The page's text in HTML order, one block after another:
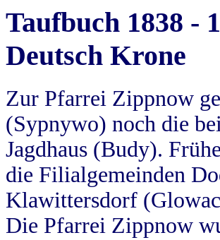
Taufbuch 1838 -
Deutsch Krone
Zur Pfarrei Zippnow
(Sypnywo) noch die
Jagdhaus (Budy).
die Filialgemeinden
Klawittersdorf
Die Pfarrei Zippnow